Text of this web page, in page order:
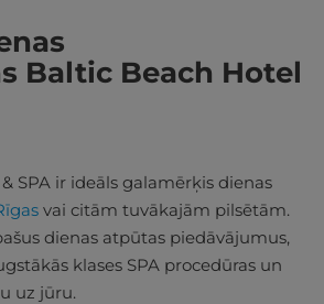
Baltic Beach Hotel
SPA ir ideāls galamērķis dienas
vai citām tuvākajām pilsētām.
dienas atpūtas piedāvājumus,
klases SPA procedūras un
uz jūru.